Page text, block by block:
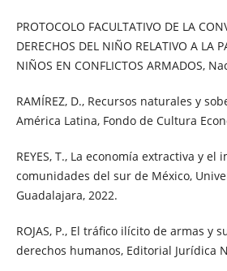
PROTOCOLO FACULTATIVO DE LA
DERECHOS DEL NIÑO RELATIVO A LA
NIÑOS EN CONFLICTOS ARMADOS,
RAMÍREZ, D., Recursos naturales y
América Latina, Fondo de Cultura
REYES, T., La economía extractiva y el
comunidades del sur de México,
Guadalajara, 2022.
ROJAS, P., El tráfico ilícito de armas y
derechos humanos, Editorial Jurídica